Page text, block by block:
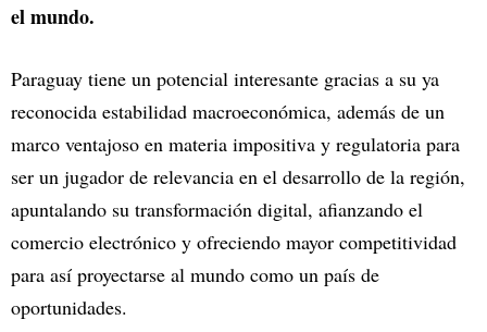
el mundo.
Paraguay tiene un potencial interesante gracias a su ya
reconocida estabilidad macroeconómica, además de un
marco ventajoso en materia impositiva y regulatoria para
ser un jugador de relevancia en el desarrollo de la región,
apuntalando su transformación digital, afianzando el
comercio electrónico y ofreciendo mayor competitividad
para así proyectarse al mundo como un país de
oportunidades.